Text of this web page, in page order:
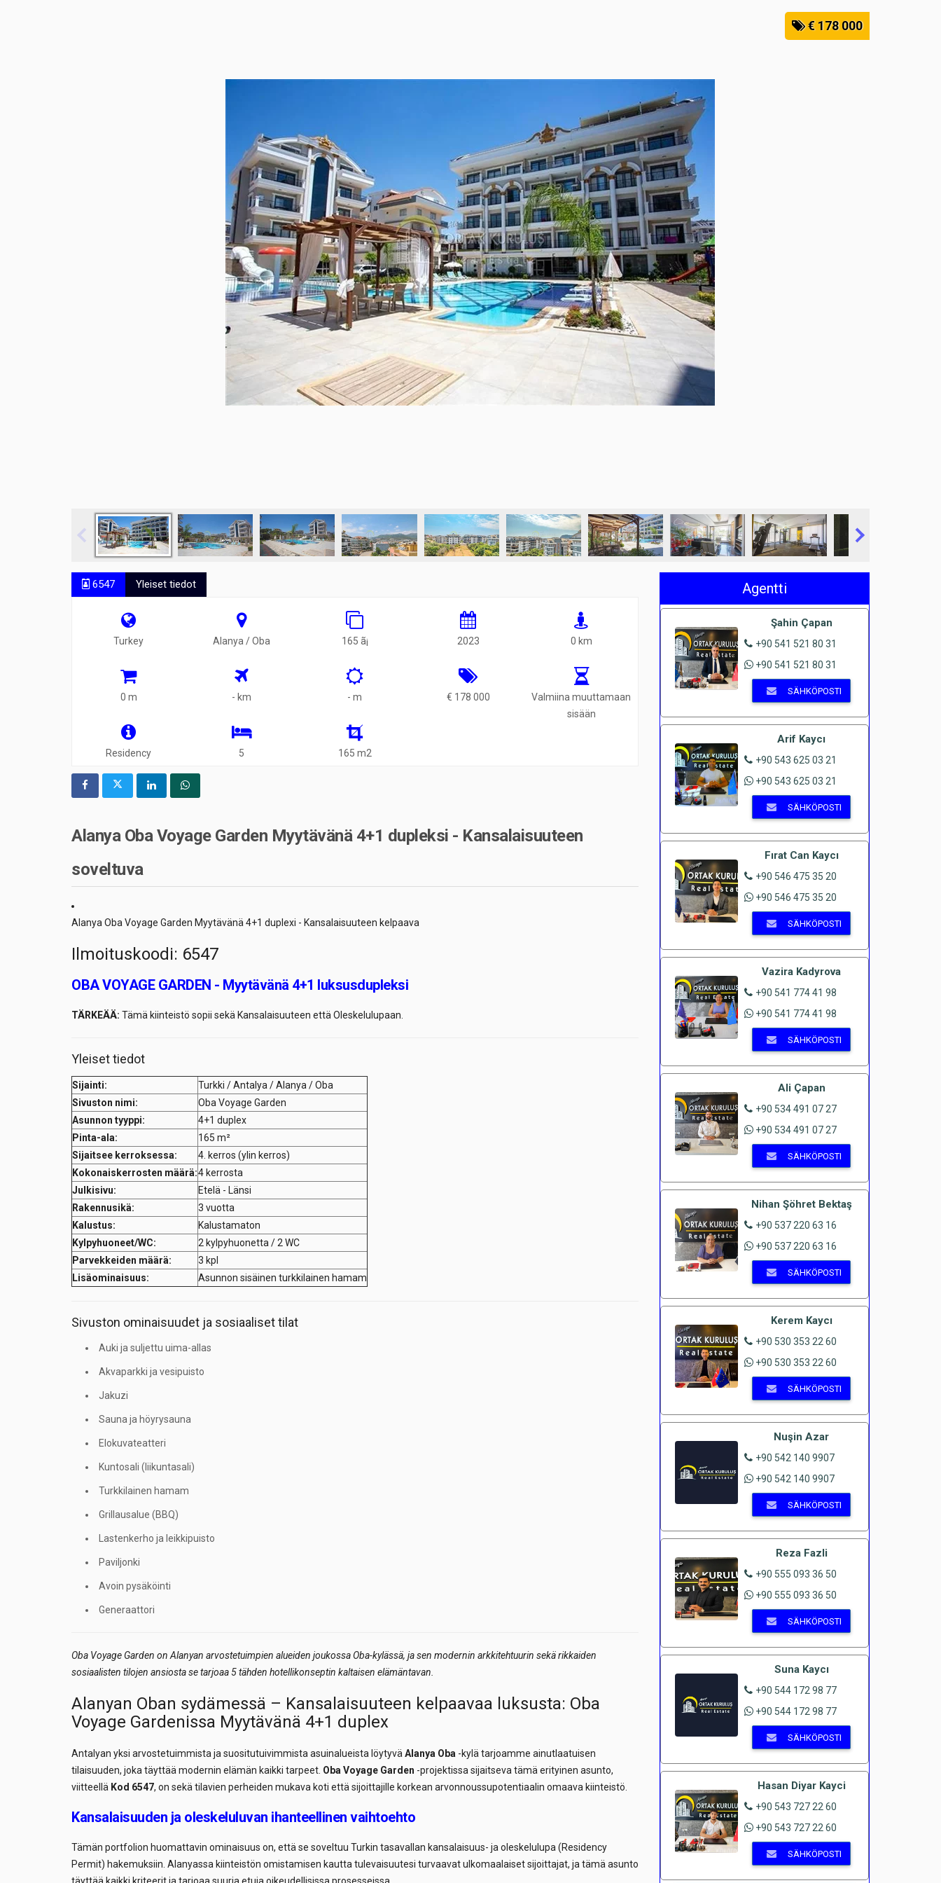
€ 178 000
6547 Yleiset tiedot
Turkey Alanya / Oba 165 ã¡ 2023 0 km
0 m - km - m € 178 000
Valmiina muuttamaan
sisään
Residency 5 165 m2
Alanya Oba Voyage Garden Myytävänä 4+1 dupleksi - Kansalaisuuteen
soveltuva
Alanya Oba Voyage Garden Myytävänä 4+1 duplexi - Kansalaisuuteen kelpaava
Ilmoituskoodi: 6547
OBA VOYAGE GARDEN - Myytävänä 4+1 luksusdupleksi
TÄRKEÄÄ: Tämä kiinteistö sopii sekä Kansalaisuuteen että Oleskelulupaan.
Yleiset tiedot
Sijainti:
Turkki / Antalya / Alanya / Oba
Sivuston nimi:
Oba Voyage Garden
Asunnon tyyppi:
4+1 duplex
Pinta-ala:
165 m²
Sijaitsee kerroksessa:
4. kerros (ylin kerros)
Kokonaiskerrosten määrä:4 kerrosta
Julkisivu:
Etelä - Länsi
Rakennusikä:
3 vuotta
Kalustus:
Kalustamaton
Kylpyhuoneet/WC:
2 kylpyhuonetta / 2 WC
Parvekkeiden määrä:
3 kpl
Lisäominaisuus:
Asunnon sisäinen turkkilainen hamam
Sivuston ominaisuudet ja sosiaaliset tilat
Auki ja suljettu uima-allas
Akvaparkki ja vesipuisto
Jakuzi
Sauna ja höyrysauna
Elokuvateatteri
Kuntosali (liikuntasali)
Turkkilainen hamam
Grillausalue (BBQ)
Lastenkerho ja leikkipuisto
Paviljonki
Avoin pysäköinti
Generaattori
Oba Voyage Garden on Alanyan arvostetuimpien alueiden joukossa Oba-kylässä, ja sen modernin arkkitehtuurin sekä rikkaiden
sosiaalisten tilojen ansiosta se tarjoaa 5 tähden hotellikonseptin kaltaisen elämäntavan.
Alanyan Oban sydämessä – Kansalaisuuteen kelpaavaa luksusta: Oba
Voyage Gardenissa Myytävänä 4+1 duplex
Antalyan yksi arvostetuimmista ja suositutuivimmista asuinalueista löytyvä Alanya Oba -kylä tarjoamme ainutlaatuisen
tilaisuuden, joka täyttää modernin elämän kaikki tarpeet. Oba Voyage Garden -projektissa sijaitseva tämä erityinen asunto,
viitteellä Kod 6547, on sekä tilavien perheiden mukava koti että sijoittajille korkean arvonnoussupotentiaalin omaava kiinteistö.
Kansalaisuuden ja oleskeluluvan ihanteellinen vaihtoehto
Tämän portfolion huomattavin ominaisuus on, että se soveltuu Turkin tasavallan kansalaisuus- ja oleskelulupa (Residency
Permit) hakemuksiin. Alanyassa kiinteistön omistamisen kautta tulevaisuutesi turvaavat ulkomaalaiset sijoittajat, ja tämä asunto
Agentti
Şahin Çapan
+90 541 521 80 31
+90 541 521 80 31
SÄHKÖPOSTI
Arif Kaycı
+90 543 625 03 21
+90 543 625 03 21
SÄHKÖPOSTI
Fırat Can Kaycı
+90 546 475 35 20
+90 546 475 35 20
SÄHKÖPOSTI
Vazira Kadyrova
+90 541 774 41 98
+90 541 774 41 98
SÄHKÖPOSTI
Ali Çapan
+90 534 491 07 27
+90 534 491 07 27
SÄHKÖPOSTI
Nihan Şöhret Bektaş
+90 537 220 63 16
+90 537 220 63 16
SÄHKÖPOSTI
Kerem Kaycı
+90 530 353 22 60
+90 530 353 22 60
SÄHKÖPOSTI
Nuşin Azar
+90 542 140 9907
+90 542 140 9907
SÄHKÖPOSTI
Reza Fazli
+90 555 093 36 50
+90 555 093 36 50
SÄHKÖPOSTI
Suna Kaycı
+90 544 172 98 77
+90 544 172 98 77
SÄHKÖPOSTI
Hasan Diyar Kayci
+90 543 727 22 60
+90 543 727 22 60
SÄHKÖPOSTI